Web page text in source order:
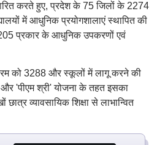
करते हुए, प्रदेश के 75 जिलों के 2274
में आधुनिक प्रयोगशालाएं स्थापित की
प्रकार के आधुनिक उपकरणों एवं
को 3288 और स्कूलों में लागू करने की
और 'पीएम श्री' योजना के तहत इसका
छात्र व्यावसायिक शिक्षा से लाभान्वित